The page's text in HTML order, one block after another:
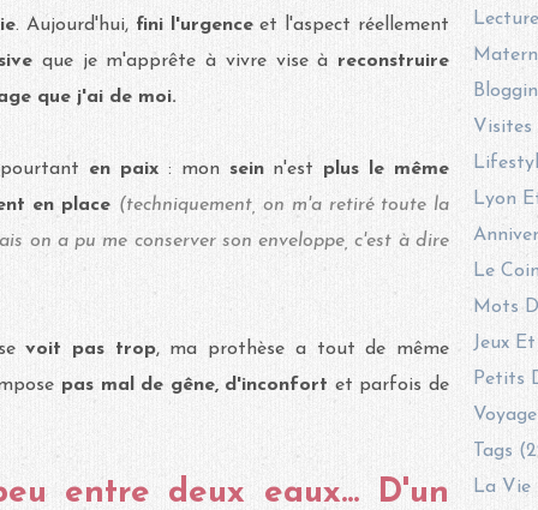
. Aujourd'hui, fini l'urgenceet l'aspect réellement
que je m'apprête à vivre vise à reconstruire
que j'ai de moi.
en paix: mon sein n'est plus le même
en place (techniquement, on m'a retiré toute la
on a pu me conserver son enveloppe, c'est à dire
voit pas trop, ma prothèse a tout de même
pas mal de gêne, d'inconfort et parfois de
entre deux eaux... D'un
Visites
Lyon
Le
Mots
Jeux
Petits
Tags
La Vie